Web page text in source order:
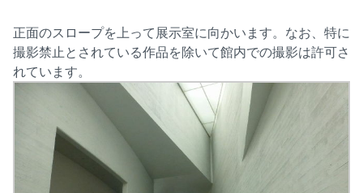
正面のスロープを上って展示室に向かいます。なお、特に
撮影禁止とされている作品を除いて館内での撮影は許可さ
れています。